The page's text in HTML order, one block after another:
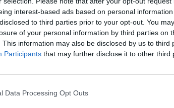
interest-based ads based on personal
to third parties prior to your opt-out. You
of your personal information by third parties on
This information may also be disclosed by us to third
Participants that may further disclose it to other third
Data Processing Opt Outs
mantenendo quelli che erano gli
Neorealismo cioè raccontare un
ma che andava amato e che
Oggi i giovani si guardano
più che stare alla finestra e
è un genere nobile ma non
«The Artist» l'ha condivisa? «Non mi è